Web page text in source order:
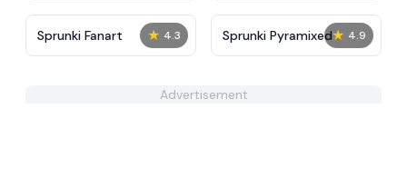
★ 4.3
Sprunki Fanart ★ 4.9
Sprunki Pyramixed
Advertisement